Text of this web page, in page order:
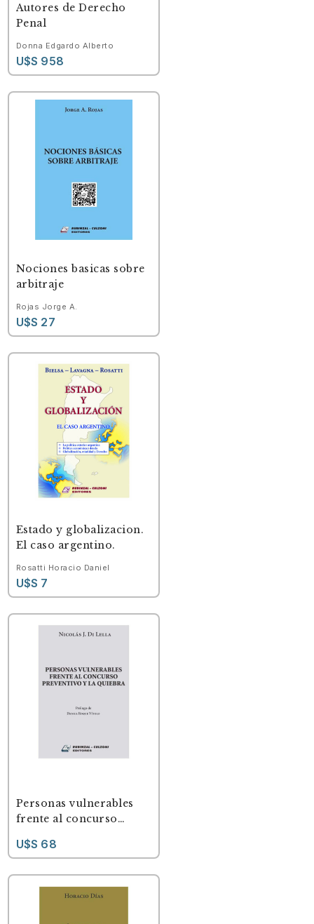
Autores de Derecho
Penal
Donna Edgardo Alberto
U$S 958
Nociones basicas sobre
arbitraje
Rojas Jorge A.
U$S 27
Estado y globalizacion.
El caso argentino.
Rosatti Horacio Daniel
U$S 7
Personas vulnerables
frente al concurso
U$S 68